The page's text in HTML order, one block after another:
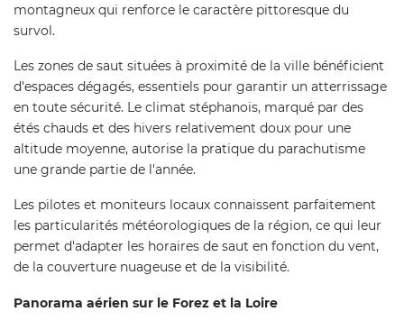
montagneux qui renforce le caractère pittoresque du
survol.
Les zones de saut situées à proximité de la ville bénéficient
d'espaces dégagés, essentiels pour garantir un atterrissage
en toute sécurité. Le climat stéphanois, marqué par des
étés chauds et des hivers relativement doux pour une
altitude moyenne, autorise la pratique du parachutisme
une grande partie de l'année.
Les pilotes et moniteurs locaux connaissent parfaitement
les particularités météorologiques de la région, ce qui leur
permet d'adapter les horaires de saut en fonction du vent,
de la couverture nuageuse et de la visibilité.
Panorama aérien sur le Forez et la Loire